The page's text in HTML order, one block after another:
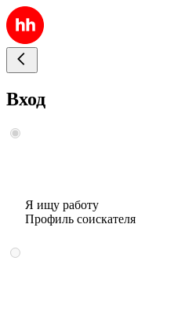
Вход
Я ищу работу
Профиль соискателя